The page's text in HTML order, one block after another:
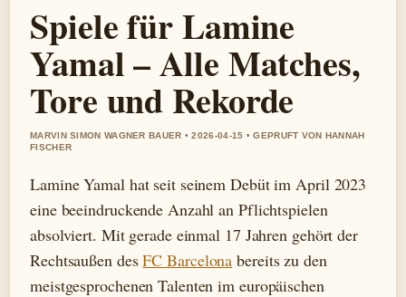
Spiele für Lamine
Yamal – Alle Matches,
Tore und Rekorde
MARVIN SIMON WAGNER BAUER • 2026-04-15 • GEPRUFT VON HANNAH
FISCHER
Lamine Yamal hat seit seinem Debüt im April 2023
eine beeindruckende Anzahl an Pflichtspielen
absolviert. Mit gerade einmal 17 Jahren gehört der
Rechtsaußen desFC Barcelona bereits zu den
meistgesprochenen Talenten im europäischen